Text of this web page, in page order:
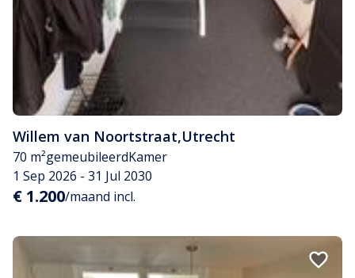
Willem van Noortstraat,Utrecht
70 m²gemeubileerdKamer
1 Sep 2026 - 31 Jul 2030
€ 1.200/maand incl.